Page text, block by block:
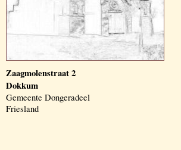
Zaagmolenstraat 2
Dokkum
Gemeente Dongeradeel
Friesland